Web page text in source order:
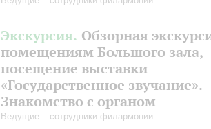
Экскурсия. Обзорная
помещениям Большого зала,
посещение выставки
«Государственное звучание».
Знакомство с органом
Ведущие – сотрудники филармонии